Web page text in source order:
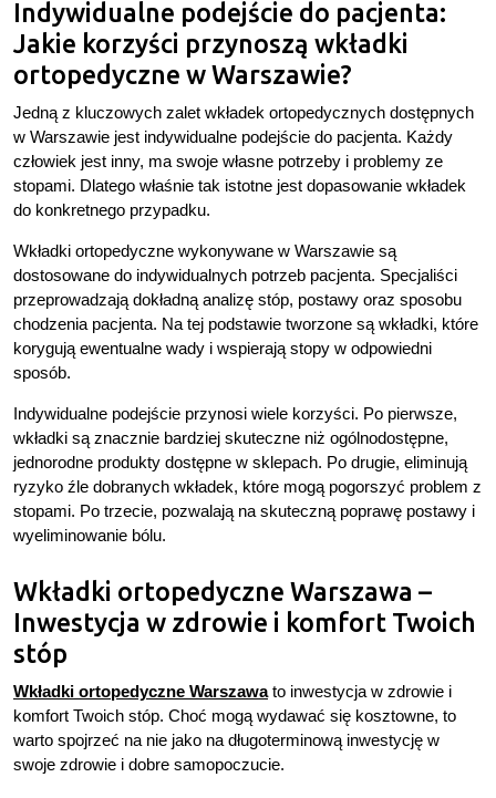
Indywidualne podejście do pacjenta:
Jakie korzyści przynoszą wkładki
ortopedyczne w Warszawie?
Jedną z kluczowych zalet wkładek ortopedycznych dostępnych
w Warszawie jest indywidualne podejście do pacjenta. Każdy
człowiek jest inny, ma swoje własne potrzeby i problemy ze
stopami. Dlatego właśnie tak istotne jest dopasowanie wkładek
do konkretnego przypadku.
Wkładki ortopedyczne wykonywane w Warszawie są
dostosowane do indywidualnych potrzeb pacjenta. Specjaliści
przeprowadzają dokładną analizę stóp, postawy oraz sposobu
chodzenia pacjenta. Na tej podstawie tworzone są wkładki, które
korygują ewentualne wady i wspierają stopy w odpowiedni
sposób.
Indywidualne podejście przynosi wiele korzyści. Po pierwsze,
wkładki są znacznie bardziej skuteczne niż ogólnodostępne,
jednorodne produkty dostępne w sklepach. Po drugie, eliminują
ryzyko źle dobranych wkładek, które mogą pogorszyć problem z
stopami. Po trzecie, pozwalają na skuteczną poprawę postawy i
wyeliminowanie bólu.
Wkładki ortopedyczne Warszawa –
Inwestycja w zdrowie i komfort Twoich
stóp
Wkładki ortopedyczne Warszawato inwestycja w zdrowie i
komfort Twoich stóp. Choć mogą wydawać się kosztowne, to
warto spojrzeć na nie jako na długoterminową inwestycję w
swoje zdrowie i dobre samopoczucie.